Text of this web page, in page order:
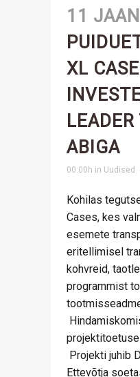
11 JAAN
XL
ABIGA
00:00h in Uudised
Kohilas
Cases, kes
esemete
eritellimisel
kohvreid,
programmist
Projekti juhib
Ettevõtja